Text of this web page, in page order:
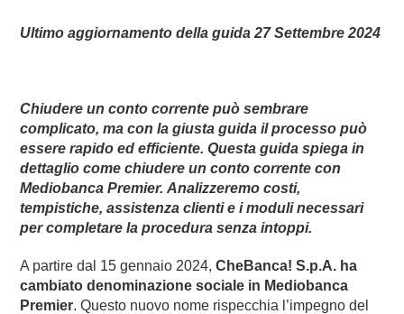
Ultimo aggiornamento della guida 27 Settembre 2024
Chiudere un conto corrente può sembrare
complicato, ma con la giusta guida il processo può
essere rapido ed efficiente. Questa guida spiega in
dettaglio come chiudere un conto corrente con
Mediobanca Premier. Analizzeremo costi,
tempistiche, assistenza clienti e i moduli necessari
per completare la procedura senza intoppi.
A partire dal 15 gennaio 2024, CheBanca! S.p.A. ha
cambiato denominazione sociale in Mediobanca
Premier. Questo nuovo nome rispecchia l’impegno del